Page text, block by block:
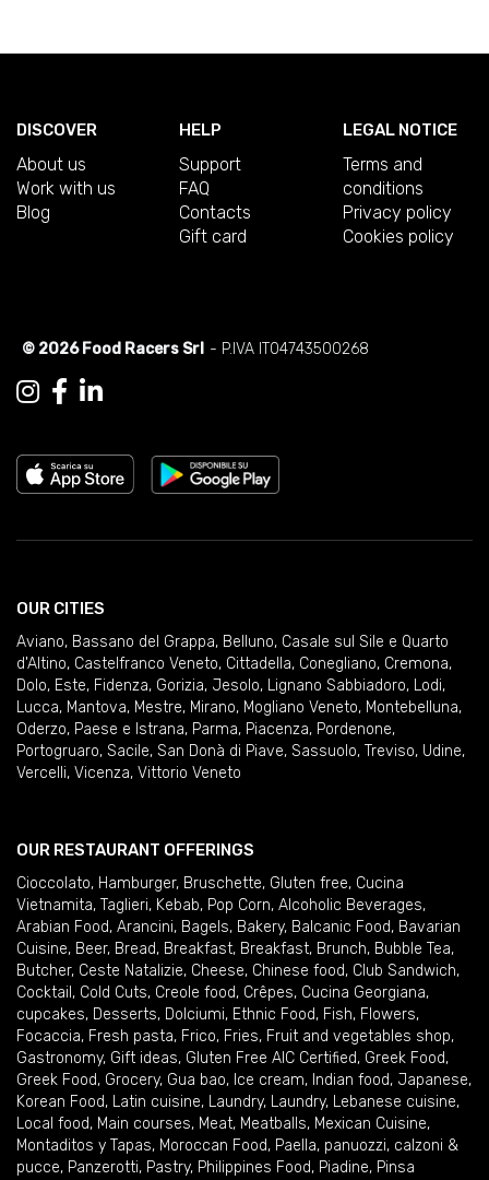
DISCOVER
About us
Work with us
Blog
HELP
Support
FAQ
Contacts
Gift card
LEGAL NOTICE
Terms and
conditions
Privacy policy
Cookies policy
© 2026 Food Racers Srl - P.IVA IT04743500268
OUR CITIES
Aviano, Bassano del Grappa, Belluno, Casale sul Sile e Quarto
d'Altino, Castelfranco Veneto, Cittadella, Conegliano, Cremona,
Dolo, Este, Fidenza, Gorizia, Jesolo, Lignano Sabbiadoro, Lodi,
Lucca, Mantova, Mestre, Mirano, Mogliano Veneto, Montebelluna,
Oderzo, Paese e Istrana, Parma, Piacenza, Pordenone,
Portogruaro, Sacile, San Donà di Piave, Sassuolo, Treviso, Udine,
Vercelli, Vicenza, Vittorio Veneto
OUR RESTAURANT OFFERINGS
Cioccolato, Hamburger, Bruschette, Gluten free, Cucina
Vietnamita, Taglieri, Kebab, Pop Corn, Alcoholic Beverages,
Arabian Food, Arancini, Bagels, Bakery, Balcanic Food, Bavarian
Cuisine, Beer, Bread, Breakfast, Breakfast, Brunch, Bubble Tea,
Butcher, Ceste Natalizie, Cheese, Chinese food, Club Sandwich,
Cocktail , Cold Cuts, Creole food, Crêpes, Cucina Georgiana,
cupcakes, Desserts, Dolciumi, Ethnic Food, Fish, Flowers,
Focaccia, Fresh pasta, Frico, Fries, Fruit and vegetables shop,
Gastronomy, Gift ideas, Gluten Free AIC Certified, Greek Food,
Greek Food, Grocery, Gua bao, Ice cream, Indian food, Japanese,
Korean Food, Latin cuisine, Laundry, Laundry, Lebanese cuisine,
Local food, Main courses, Meat, Meatballs, Mexican Cuisine,
Montaditos y Tapas, Moroccan Food, Paella, panuozzi, calzoni &
pucce, Panzerotti, Pastry, Philippines Food, Piadine, Pinsa